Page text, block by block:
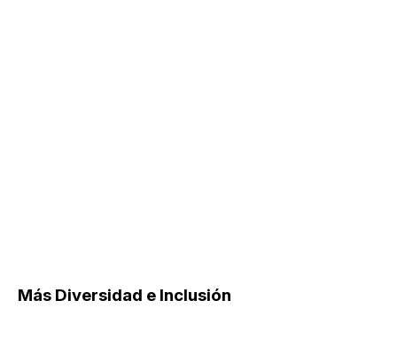
Más Diversidad e Inclusión